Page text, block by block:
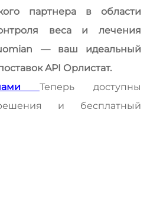
партнера в области
веса и лечения
— ваш идеальный
API Орлистат.
Теперь доступны
и бесплатный